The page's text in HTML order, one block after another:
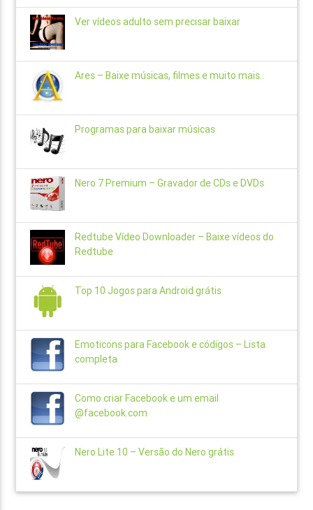
Ver vídeos adulto sem precisar baixar
Ares – Baixe músicas, filmes e muito mais..
Programas para baixar músicas
Nero 7 Premium – Gravador de CDs e DVDs
Redtube Vídeo Downloader – Baixe vídeos do
Redtube
Top 10 Jogos para Android grátis
Emoticons para Facebook e códigos – Lista
completa
Como criar Facebook e um email
@facebook.com
Nero Lite 10 – Versão do Nero grátis